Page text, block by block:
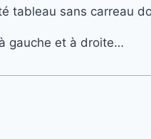
tableau sans carreau
gauche et à droite…